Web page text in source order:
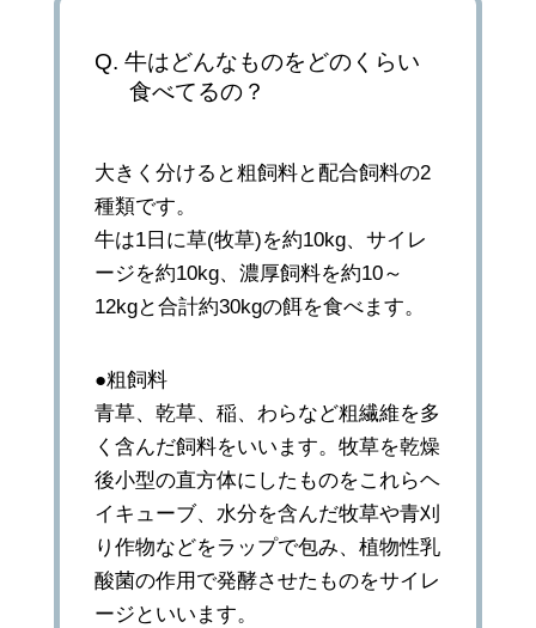
牛はどんなものをどのくらい
食べてるの？
大きく分けると粗飼料と配合飼料の2
種類です。
牛は1日に草(牧草)を約10kg、サイレ
ージを約10kg、濃厚飼料を約10～
12kgと合計約30kgの餌を食べます。
●粗飼料
青草、乾草、稲、わらなど粗繊維を多
く含んだ飼料をいいます。牧草を乾燥
後小型の直方体にしたものをこれらヘ
イキューブ、水分を含んだ牧草や青刈
り作物などをラップで包み、植物性乳
酸菌の作用で発酵させたものをサイレ
ージといいます。